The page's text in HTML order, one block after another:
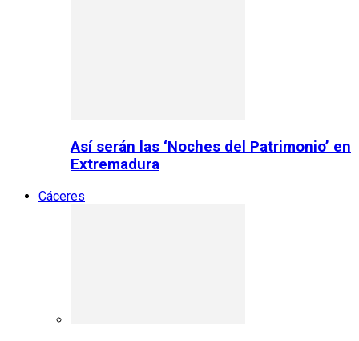
Así serán las ‘Noches del Patrimonio’ en
Extremadura
Cáceres